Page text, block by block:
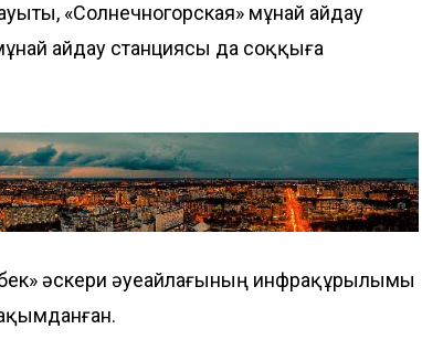
«Солнечногорская» мұнай айдау
айдау станциясы да соққыға
әскери әуеайлағының инфрақұрылымы